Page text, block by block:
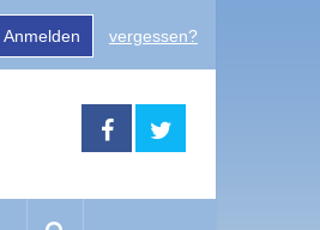
Anmelden vergessen?